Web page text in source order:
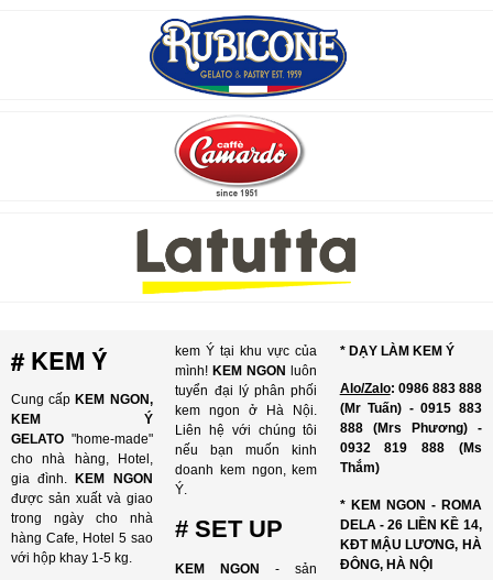
# KEM Ý
Cung cấp KEM NGON,
KEM Ý
GELATO "home-made"
cho nhà hàng, Hotel,
gia đình.
KEM NGON
được sản xuất và giao
trong ngày cho nhà
hàng Cafe, Hotel 5 sao
với hộp khay 1-5 kg.
kem Ý tại khu vực của
mình! KEM NGON
luôn
tuyển đại lý phân phối
kem ngon ở Hà Nội.
Liên hệ với chúng tôi
nếu bạn muốn kinh
doanh kem ngon, kem
Ý.
# SET UP
KEM NGON
- sản
* DẠY LÀM KEM Ý
Alo/Zalo: 0986 883 888
(Mr Tuấn) - 0915 883
888 (Mrs Phương) -
0932 819 888 (Ms
Thắm)
* KEM NGON - ROMA
DELA - 26 LIỀN KỀ 14,
KĐT MẬU LƯƠNG, HÀ
ĐÔNG, HÀ NỘI